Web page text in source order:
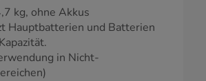
kg, ohne Akkus
Hauptbatterien und Batterien
in Nicht-